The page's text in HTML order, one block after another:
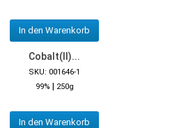
In den Warenkorb
Cobalt(II)...
SKU: 001646-1
99% | 250g
In den Warenkorb